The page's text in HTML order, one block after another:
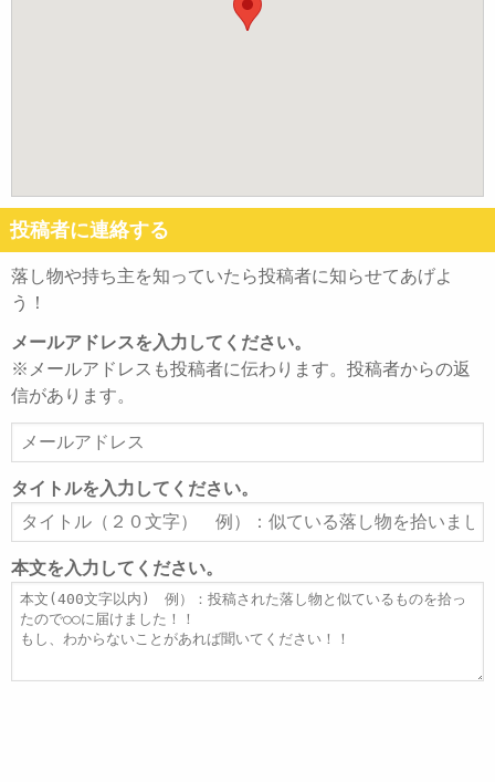
投稿者に連絡する
落し物や持ち主を知っていたら投稿者に知らせてあげよ
う！
メールアドレスを入力してください。
※メールアドレスも投稿者に伝わります。投稿者からの返
信があります。
ー
ル
ア
ド
レ
ス
タイトルを入力してください。
タ
イ
ト
ル
本文を入力してください。
本
文